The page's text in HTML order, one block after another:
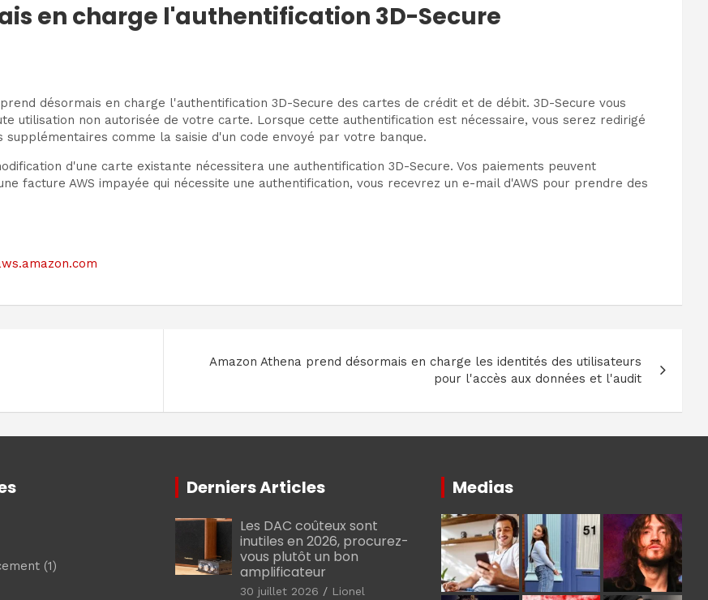
en charge l'authentification 3D-Secure
prend désormais en charge l'authentification 3D-Secure des cartes de crédit et de débit. 3D-Secure vous
utilisation non autorisée de votre carte. Lorsque cette authentification est nécessaire, vous serez redirigé
comme la saisie d'un code envoyé par votre banque.
d'une carte existante nécessitera une authentification 3D-Secure. Vos paiements peuvent
facture AWS impayée qui nécessite une authentification, vous recevrez un e-mail d'AWS pour prendre des
Amazon Athena prend désormais en charge les identités des utilisateurs
pour l'accès aux données et l'audit
(1)
Derniers Articles
Les DAC coûteux sont
inutiles en 2026, procurez-
vous plutôt un bon
amplificateur
30 juillet 2026 Lionel
Medias